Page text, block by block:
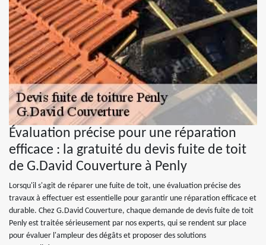
Évaluation précise pour une réparation
efficace : la gratuité du devis fuite de toit
de G.David Couverture à Penly
Lorsqu'il s'agit de réparer une fuite de toit, une évaluation précise des
travaux à effectuer est essentielle pour garantir une réparation efficace et
durable. Chez G.David Couverture, chaque demande de devis fuite de toit
Penly est traitée sérieusement par nos experts, qui se rendent sur place
pour évaluer l'ampleur des dégâts et proposer des solutions